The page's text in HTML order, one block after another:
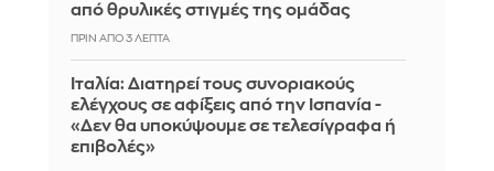
από θρυλικές στιγμές της ομάδας
ΠΡΙΝ ΑΠΌ 3 ΛΕΠΤΆ
Ιταλία: Διατηρεί τους συνοριακούς
ελέγχους σε αφίξεις από την Ισπανία -
«Δεν θα υποκύψουμε σε τελεσίγραφα ή
επιβολές»